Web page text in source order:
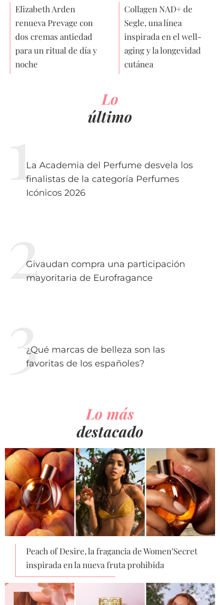
Elizabeth Arden
renueva Prevage con
dos cremas antiedad
para un ritual de día y
noche
Collagen NAD+ de
Segle, una línea
inspirada en el well-
aging y la longevidad
cutánea
Lo
último
La Academia del Perfume desvela los
finalistas de la categoría Perfumes
Icónicos 2026
Givaudan compra una participación
mayoritaria de Eurofragance
¿Qué marcas de belleza son las
favoritas de los españoles?
Lo más
destacado
Peach of Desire, la fragancia de Women’Secret
inspirada en la nueva fruta prohibida